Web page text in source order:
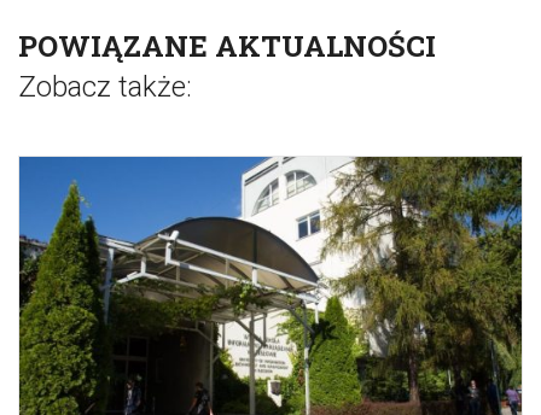
POWIĄZANE AKTUALNOŚCI
Zobacz także: